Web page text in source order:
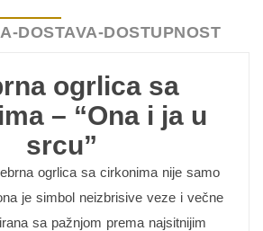
DOSTAVA-DOSTUPNOST
ogrlica sa
– “Ona i ja u
srcu”
ogrlica sa cirkonima nije samo
je simbol neizbrisive veze i večne
sa pažnjom prema najsitnijim